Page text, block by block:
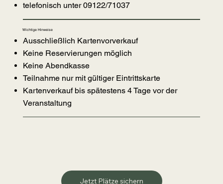
telefonisch unter 09122/71037
Wichtige Hinweise
Ausschließlich Kartenvorverkauf
Keine Reservierungen möglich
Keine Abendkasse
Teilnahme nur mit gültiger Eintrittskarte
Kartenverkauf bis spätestens 4 Tage vor der
Veranstaltung
Jetzt Plätze sichern